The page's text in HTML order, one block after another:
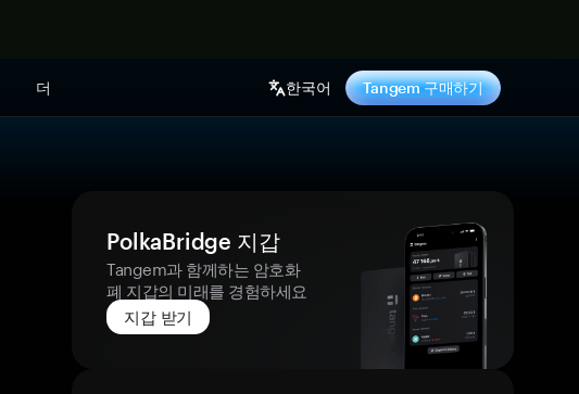
더 한국어 Tangem 구매하기
PolkaBridge 지갑
Tangem과 함께하는 암호화
폐 지갑의 미래를 경험하세요
지갑 받기